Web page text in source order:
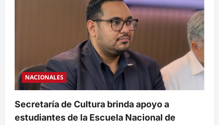
NACIONALES
Secretaría de Cultura brinda apoyo a
estudiantes de la Escuela Nacional de